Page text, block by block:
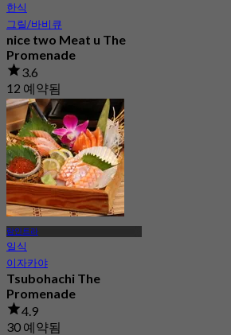
한식
그릴/바비큐
nice two Meat u The
Promenade
3.6
12 예약됨
에서฿ 845
람인트라
일식
이자카야
Tsubohachi The
Promenade
4.9
30 예약됨